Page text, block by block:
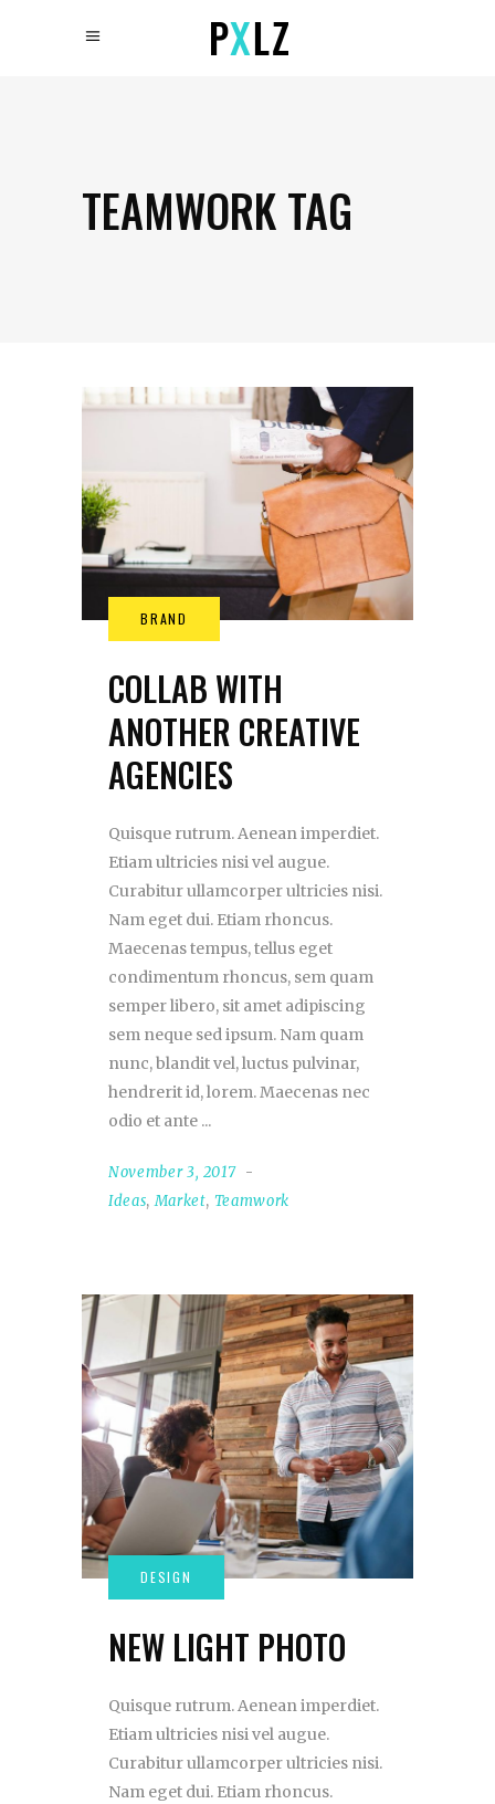
TEAMWORK TAG
COLLAB WITH
ANOTHER CREATIVE
AGENCIES
Quisque rutrum. Aenean imperdiet.
Etiam ultricies nisi vel augue.
Curabitur ullamcorper ultricies nisi.
Nam eget dui. Etiam rhoncus.
Maecenas tempus, tellus eget
condimentum rhoncus, sem quam
semper libero, sit amet adipiscing
sem neque sed ipsum. Nam quam
nunc, blandit vel, luctus pulvinar,
hendrerit id, lorem. Maecenas nec
odio et ante
November 3, 2017
Ideas,Market, Teamwork
NEW LIGHT PHOTO
Quisque rutrum. Aenean imperdiet.
Etiam ultricies nisi vel augue.
Curabitur ullamcorper ultricies nisi.
Nam eget dui. Etiam rhoncus.